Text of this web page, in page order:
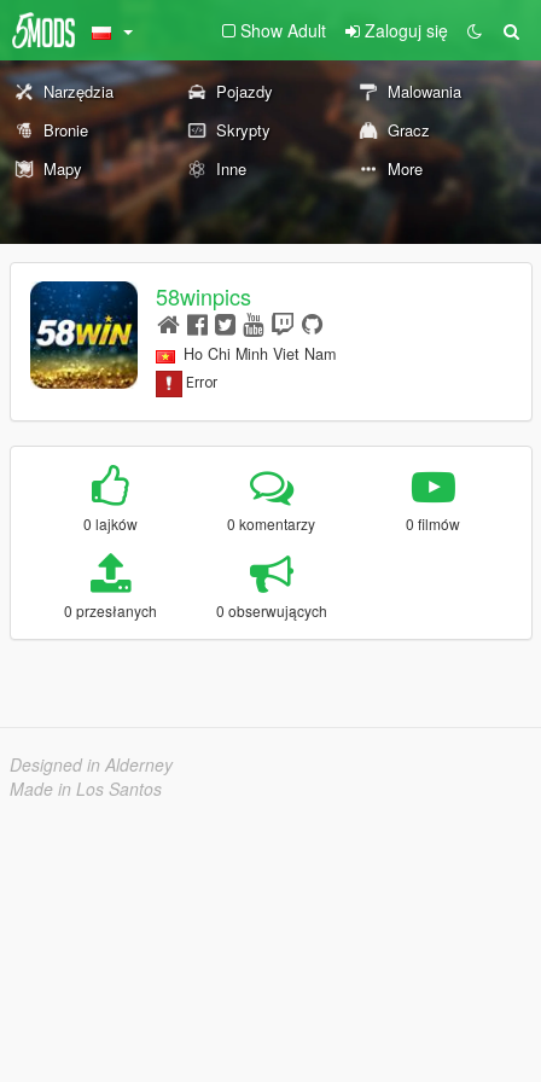
Show Adult Zaloguj się
Narzędzia Pojazdy
Malowania
Bronie
Skrypty
Gracz
Mapy
Inne More
58winpics
Ho Chi Minh Viet Nam
0 lajków 0 komentarzy 0 filmów
0 przesłanych 0 obserwujących
Designed in Alderney
Made in Los Santos